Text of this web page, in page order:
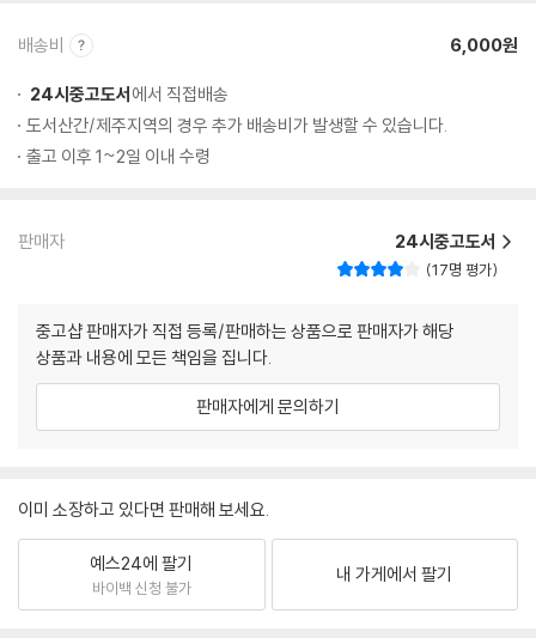
배송비 6,000원
24시중고도서에서 직접배송
도서산간/제주지역의 경우 추가 배송비가 발생할 수 있습니다.
출고 이후 1~2일 이내 수령
판매자 24시중고도서
17명 평가
중고샵 판매자가 직접 등록/판매하는 상품으로 판매자가 해당
상품과 내용에 모든 책임을 집니다.
판매자에게 문의하기
이미 소장하고 있다면 판매해 보세요.
예스24에 팔기
바이백 신청 불가
내 가게에서 팔기